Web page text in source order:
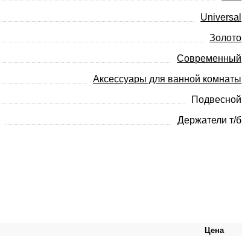
Universal
Золото
Современный
Аксессуары для ванной комнаты
Подвесной
Держатели т/б
Цена